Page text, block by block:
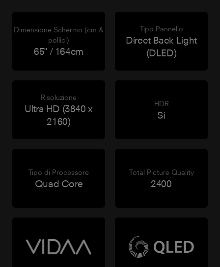
Dimensione Schermo (cm &
pollici)
65" / 164cm
Tipo Pannello
Direct Back Light
(DLED)
Risoluzione
Ultra HD (3840 x
2160)
HDR
Si
Tipo di Processore
Quad Core
Total Picture Quality
2400